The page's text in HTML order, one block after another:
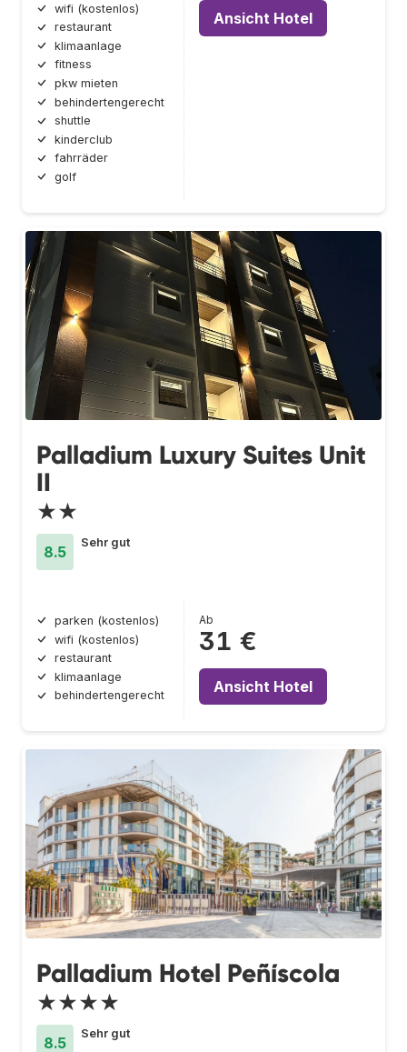
wifi (kostenlos)
restaurant
klimaanlage
fitness
pkw mieten
behindertengerecht
shuttle
kinderclub
fahrräder
golf
Ansicht Hotel
Palladium Luxury Suites Unit
II
★★
8.5
Sehr gut
parken (kostenlos)
wifi (kostenlos)
restaurant
klimaanlage
behindertengerecht
Ab
31 €
Ansicht Hotel
Palladium Hotel Peñíscola
★★★★
8.5
Sehr gut